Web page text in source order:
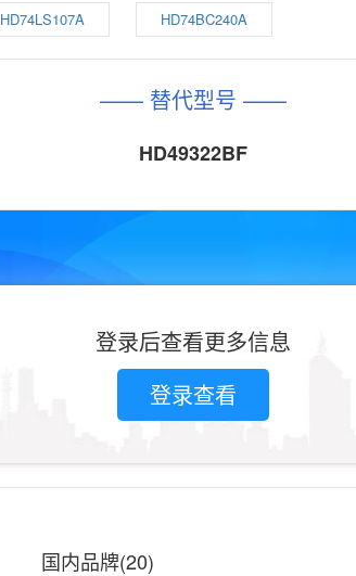
HD74LS107A HD74BC240A
—— 替代型号 ——
HD49322BF
登录后查看更多信息
登录查看
国内品牌(20)